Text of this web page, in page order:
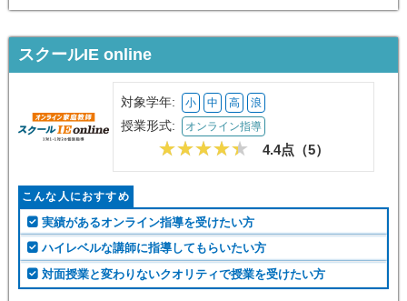
スクールIE online
対象学年: 小 中 高 浪
授業形式: オンライン指導
4.4点（5）
こんな人におすすめ
実績があるオンライン指導を受けたい方
ハイレベルな講師に指導してもらいたい方
対面授業と変わりないクオリティで授業を受けたい方